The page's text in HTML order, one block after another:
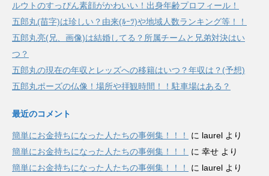
ルウトのすっぴん素顔がかわいい！出身年齢プロフィール！
五郎丸(苗字)は珍しい？由来(ﾙｰﾂ)や地域人数ランキング等！！
五郎丸亮(兄、画像)は結婚してる？所属チームと兄弟対決はい
つ？
五郎丸の現在の年収とレッズへの移籍はいつ？年収は？(予想)
五郎丸ポーズの仏像！場所や拝観時間！！駐車場はある？
最近のコメント
簡単にお金持ちになった人たちの事例集！！！ に laurel より
簡単にお金持ちになった人たちの事例集！！！
に 幸せ より
簡単にお金持ちになった人たちの事例集！！！
に laurel より